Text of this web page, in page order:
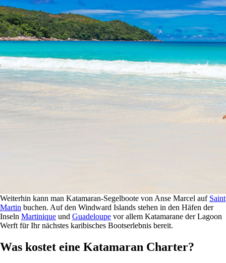
Weiterhin kann man Katamaran-Segelboote von Anse Marcel auf Saint
Martin buchen. Auf den Windward Islands stehen in den Häfen der
Inseln Martinique und Guadeloupe vor allem Katamarane der Lagoon
Werft für Ihr nächstes karibisches Bootserlebnis bereit.
Was kostet eine Katamaran Charter?